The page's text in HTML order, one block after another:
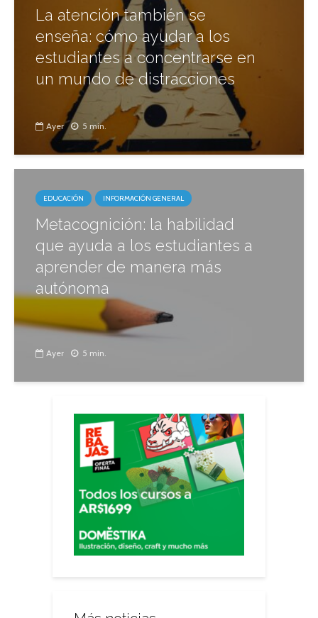
La atención también se
enseña: cómo ayudar a los
estudiantes a concentrarse en
un mundo de distracciones
Ayer 5 min.
EDUCACIÓN INFORMACIÓN GENERAL
Metacognición: la habilidad
que ayuda a los estudiantes a
aprender de manera más
autónoma
Ayer 5 min.